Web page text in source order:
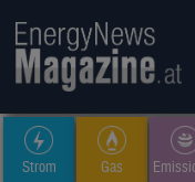
Strom Gas